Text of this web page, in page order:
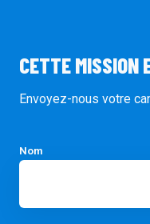
CETTE MISSION
Envoyez-nous votre
Nom